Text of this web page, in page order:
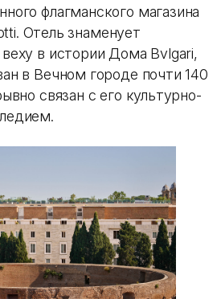
флагманского магазина
Отель знаменует
в истории Дома Bvlgari,
в Вечном городе почти 140
связан с его культурно-